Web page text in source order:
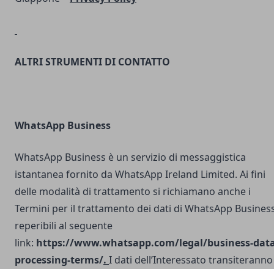
ALTRI STRUMENTI DI CONTATTO
WhatsApp Business
WhatsApp Business è un servizio di messaggistica
istantanea fornito da WhatsApp Ireland Limited. Ai fini
delle modalità di trattamento si richiamano anche i
Termini per il trattamento dei dati di WhatsApp
reperibili al seguente
link: https://www.whatsapp.com/legal/business-
processing-terms/. I dati dell’Interessato transiteranno